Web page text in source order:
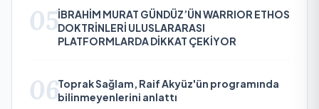
05İBRAHİM MURAT GÜNDÜZ’ÜN WARRIOR ETHOS
DOKTRİNLERİ ULUSLARARASI
PLATFORMLARDA DİKKAT ÇEKİYOR
06Toprak Sağlam, Raif Akyüz'ün programında
bilinmeyenlerini anlattı